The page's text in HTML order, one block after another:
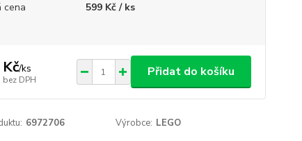
cena
599 Kč / ks
/ks
bez DPH
Přidat do košíku
6972706 Výrobce: LEGO